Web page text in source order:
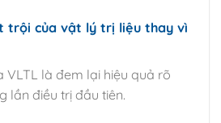
trội của vật lý trị liệu thay vì
VLTL là đem lại hiệu quả rõ
lần điều trị đầu tiên.